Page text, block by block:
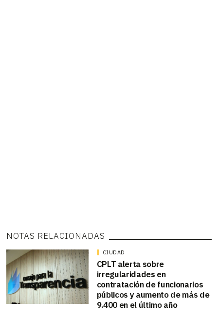
NOTAS RELACIONADAS
CIUDAD
CPLT alerta sobre
irregularidades en
contratación de funcionarios
públicos y aumento de más de
9.400 en el último año